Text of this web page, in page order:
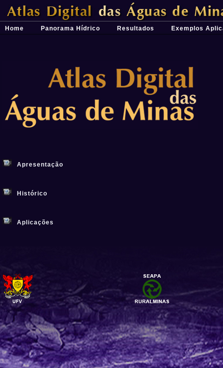
Átlas Digital das Águas de Minas - Uma ferramenta para o
Home Panorama Hídrico Resultados Exemplos
Apresentação
Histórico
Aplicações